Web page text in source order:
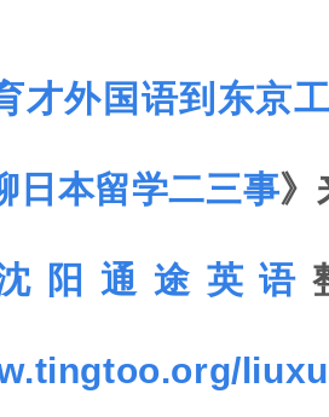
才外国语到东京
日本留学二三事》
阳通途英语